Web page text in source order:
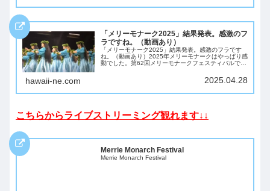
「メリーモナーク2025」結果発表。感激のフ
ラですね。（動画あり）
「メリーモナーク2025」結果発表。感激のフラです
ね。（動画あり）2025年メリーモナークはやっぱり感
動でした。第62回メリーモナークフェスティバルで、
hawaii-ne.com 2025.04.28
こちらからライブストリーミング観れます↓↓
Merrie Monarch Festival
Merrie Monarch Festival